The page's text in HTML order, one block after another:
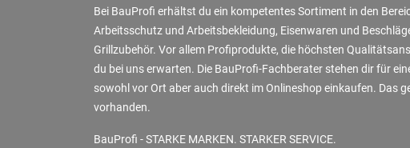
Bei BauProfi erhältst du ein kompetentes Sortiment in den
Arbeitsschutz und Arbeitsbekleidung, Eisenwaren und
Grillzubehör. Vor allem Profiprodukte, die höchsten
du bei uns erwarten. Die BauProfi-Fachberater stehen dir für
sowohl vor Ort aber auch direkt im Onlineshop einkaufen. Das
vorhanden.
BauProfi - STARKE MARKEN. STARKER SERVICE.